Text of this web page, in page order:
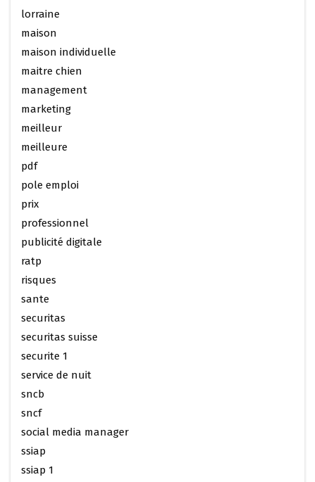
lorraine
maison
maison individuelle
maitre chien
management
marketing
meilleur
meilleure
pdf
pole emploi
prix
professionnel
publicité digitale
ratp
risques
sante
securitas
securitas suisse
securite 1
service de nuit
sncb
sncf
social media manager
ssiap
ssiap 1